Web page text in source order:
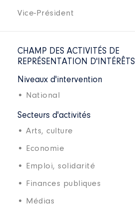
Vice-Président
CHAMP DES ACTIVITÉS DE
REPRÉSENTATION D'INTÉRÊTS
Niveaux d'intervention
• National
Secteurs d'activités
• Arts, culture
• Economie
• Emploi, solidarité
• Finances publiques
• Médias